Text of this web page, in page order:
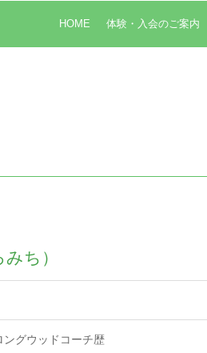
HOME 体験・入会のご案内
ち）
ングウッドコーチ歴